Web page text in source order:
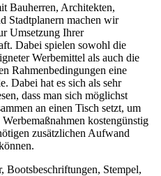
Bauherren, Architekten,
Stadtplanern machen wir
Umsetzung Ihrer
Dabei spielen sowohl die
Werbemittel als auch die
Rahmenbedingungen eine
Dabei hat es sich als sehr
dass man sich möglichst
an einen Tisch setzt, um
kostengünstig
zusätzlichen Aufwand
Stempel,